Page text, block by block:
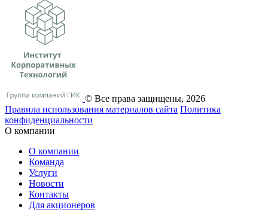
© Все права защищены, 2026
Правила использования материалов сайта Политика
конфиденциальности
О компании
О компании
Команда
Услуги
Новости
Контакты
Для акционеров